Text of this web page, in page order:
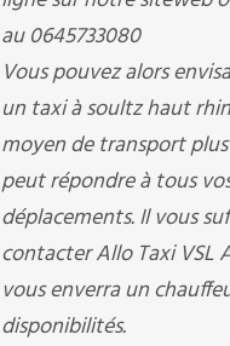
au 0645733080
Vous pouvez alors
un taxi à soultz haut
moyen de transport
peut répondre à tous
déplacements. Il vous
contacter Allo Taxi VSL
vous enverra un
disponibilités.